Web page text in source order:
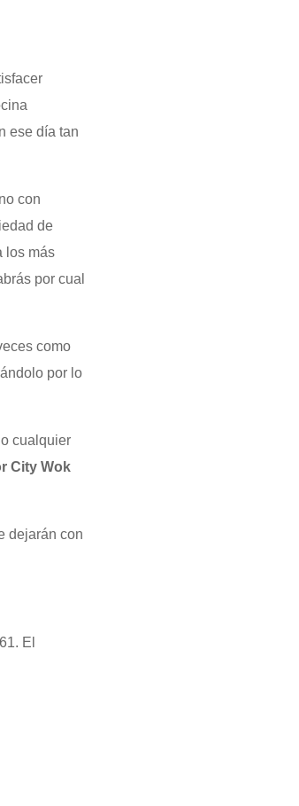
ese día tan
con
de
los más
por cual
como
por lo
cualquier
City Wok
dejarán con
El